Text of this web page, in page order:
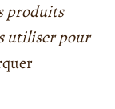
produits
utiliser pour